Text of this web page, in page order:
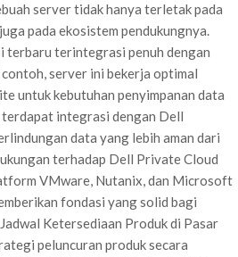
server tidak hanya terletak pada
pada ekosistem pendukungnya.
terbaru terintegrasi penuh dengan
server ini bekerja optimal
untuk kebutuhan penyimpanan data
integrasi dengan Dell
data yang lebih aman dari
terhadap Dell Private Cloud
VMware, Nutanix, dan Microsoft
fondasi yang solid bagi
Ketersediaan Produk di Pasar
peluncuran produk secara